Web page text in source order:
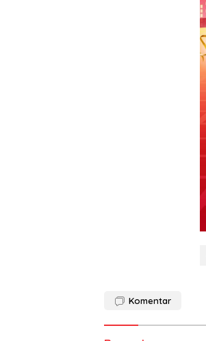
Komentar